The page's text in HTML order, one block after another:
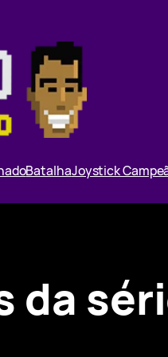
BatalhaJoystick
da